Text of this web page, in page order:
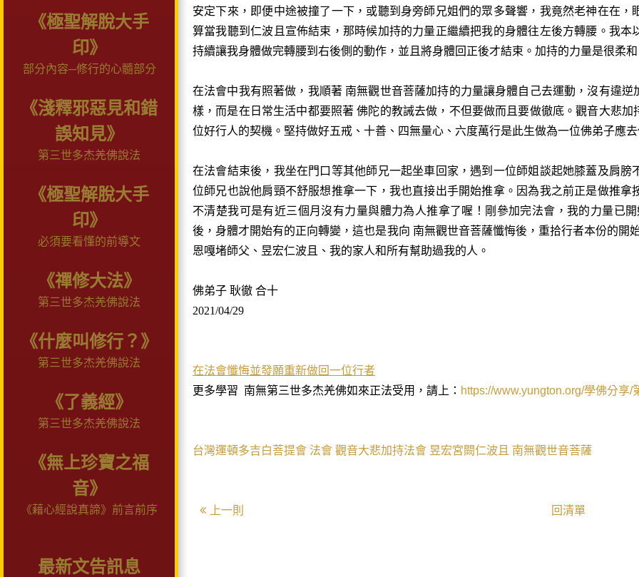
《極聖解脫大手
印》
部分內容─修行的心髓部分
《淺釋邪惡見和錯
誤知見》
第三世多杰羌佛說法
《極聖解脫大手
印》
必須要看懂的前導文
《禪修大法》
第三世多杰羌佛說法
《什麼叫修行？》
第三世多杰羌佛說法
《了義經》
第三世多杰羌佛說法
《無上珍寶之福
音》
《藉心經說真諦》前言前序
最新文告訊息
安定下來，即便中途被撞了一下，或聽到身旁師兄姐們的眾多聲響，我竟然老神在在
算當我聽到仁波且宣佈結束，那時候加持的力量正繼續把我的身體往左後方轉腰。我
持續讓我身體做完轉腰到右後側的動作，並且將身體回正後才結束。加持的力量是很柔
在法會中我有照著做，我順著 南無觀世音菩薩加持的力量讓身體自己去運動，沒有違
樣，而是在日常生活中都要照著 佛陀的教誡去做，不但要做而且要做徹底。觀音大悲
位好行人的契機。堅持做好五戒、十善、四無量心、六度萬行是此生做為一位佛弟子應
在法會結束後，我坐在門口等其他師兄一起坐車回家，遇到一位師姐談起她膝蓋及肩
位師兄也說他肩頸不舒服想推拿一下，我也直接出手開始推拿。因為我之前正是做推
不清楚我可是有近三個月沒有力量與體力為人推拿了喔！剛參加完法會，我的力量已
後，身體才開始有的正向轉變，這也是我向 南無觀世音菩薩懺悔後，重拾行者本份的開
恩嘎堵師父、昱宏仁波且、我的家人和所有幫助過我的人。
佛弟子 耿徹 合十
2021/04/29
在法會懺悔並發願重新做回一位行者
更多學習 南無第三世多杰羌佛如來正法受用，請上： https://www.yungton.org/學佛分享/
台灣運頓多吉白菩提會 法會 觀音大悲加持法會 昱宏宮闕仁波且 南無觀世音菩薩
上一則 回清單